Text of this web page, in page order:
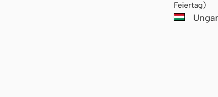
Feiertag)